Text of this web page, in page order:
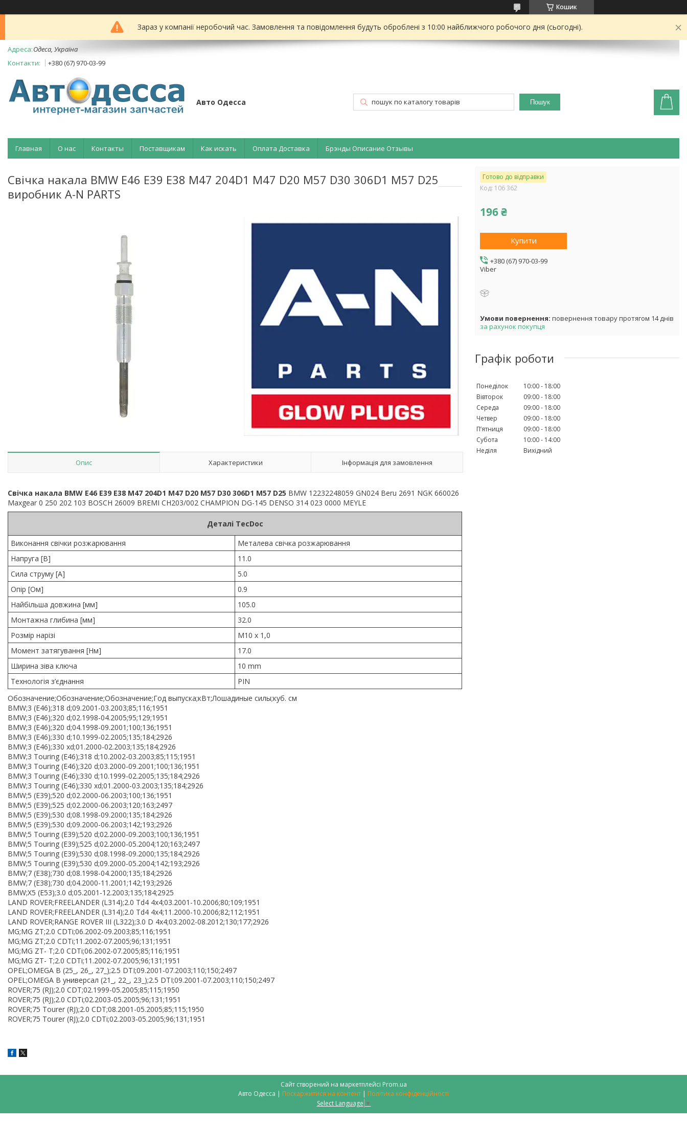
Кошик
Зараз у компанії неробочий час. Замовлення та повідомлення будуть оброблені з 10:00 найближчого робочого дня (сьогодні).
Одеса, Україна
+380 (67) 970-03-99
Авто Одесса Пошук
Главная О нас Контакты Поставщикам Как искать Оплата Доставка Брэнды Описание Отзывы
Свічка накала BMW E46 E39 E38 M47 204D1 M47 D20 M57 D30 306D1 M57 D25
виробник A-N PARTS
Опис Характеристики Інформація для замовлення
Свічка накала BMW E46 E39 E38 M47 204D1 M47 D20 M57 D30 306D1 M57 D25 BMW 12232248059 GN024 Beru 2691 NGK 660026
Maxgear 0 250 202 103 BOSCH 26009 BREMI CH203/002 CHAMPION DG-145 DENSO 314 023 0000 MEYLE
Деталі TecDoc
Виконання свічки розжарювання
Металева свічка розжарювання
Напруга [В]
11.0
Сила струму [A]
5.0
Опір [Ом]
0.9
Найбільша довжина [мм]
105.0
Монтажна глибина [мм]
32.0
Розмір нарізі
M10 x 1,0
Момент затягування [Нм]
17.0
Ширина зіва ключа
10 mm
Технологія з’єднання
PIN
Обозначение;Обозначение;Обозначение;Год выпуска;кВт;Лошадиные силы;куб. см
BMW;3 (E46);318 d;09.2001-03.2003;85;116;1951
BMW;3 (E46);320 d;02.1998-04.2005;95;129;1951
BMW;3 (E46);320 d;04.1998-09.2001;100;136;1951
BMW;3 (E46);330 d;10.1999-02.2005;135;184;2926
BMW;3 (E46);330 xd;01.2000-02.2003;135;184;2926
BMW;3 Touring (E46);318 d;10.2002-03.2003;85;115;1951
BMW;3 Touring (E46);320 d;03.2000-09.2001;100;136;1951
BMW;3 Touring (E46);330 d;10.1999-02.2005;135;184;2926
BMW;3 Touring (E46);330 xd;01.2000-03.2003;135;184;2926
BMW;5 (E39);520 d;02.2000-06.2003;100;136;1951
BMW;5 (E39);525 d;02.2000-06.2003;120;163;2497
BMW;5 (E39);530 d;08.1998-09.2000;135;184;2926
BMW;5 (E39);530 d;09.2000-06.2003;142;193;2926
BMW;5 Touring (E39);520 d;02.2000-09.2003;100;136;1951
BMW;5 Touring (E39);525 d;02.2000-05.2004;120;163;2497
BMW;5 Touring (E39);530 d;08.1998-09.2000;135;184;2926
BMW;5 Touring (E39);530 d;09.2000-05.2004;142;193;2926
BMW;7 (E38);730 d;08.1998-04.2000;135;184;2926
BMW;7 (E38);730 d;04.2000-11.2001;142;193;2926
BMW;X5 (E53);3.0 d;05.2001-12.2003;135;184;2925
LAND ROVER;FREELANDER (L314);2.0 Td4 4x4;03.2001-10.2006;80;109;1951
LAND ROVER;FREELANDER (L314);2.0 Td4 4x4;11.2000-10.2006;82;112;1951
LAND ROVER;RANGE ROVER III (L322);3.0 D 4x4;03.2002-08.2012;130;177;2926
MG;MG ZT;2.0 CDTi;06.2002-09.2003;85;116;1951
MG;MG ZT;2.0 CDTi;11.2002-07.2005;96;131;1951
MG;MG ZT- T;2.0 CDTi;06.2002-07.2005;85;116;1951
MG;MG ZT- T;2.0 CDTi;11.2002-07.2005;96;131;1951
OPEL;OMEGA B (25_, 26_, 27_);2.5 DTI;09.2001-07.2003;110;150;2497
OPEL;OMEGA B универсал (21_, 22_, 23_);2.5 DTI;09.2001-07.2003;110;150;2497
ROVER;75 (RJ);2.0 CDT;02.1999-05.2005;85;115;1950
ROVER;75 (RJ);2.0 CDTi;02.2003-05.2005;96;131;1951
ROVER;75 Tourer (RJ);2.0 CDT;08.2001-05.2005;85;115;1950
ROVER;75 Tourer (RJ);2.0 CDTi;02.2003-05.2005;96;131;1951
Готово до відправки
Код: 106 362
196 ₴
Купити
+380 (67) 970-03-99
Viber
повернення товару протягом 14 днів
за рахунок покупця
Графік роботи
Понеділок 10:00
18:00
Вівторок
09:00
18:00
Середа
09:00
18:00
Четвер
09:00
18:00
Пʼятниця
09:00
18:00
Субота
10:00
14:00
Неділя
Вихідний
Сайт створений на маркетплейсі Prom.ua
Авто Одесса | Поскаржитися на контент | Політика конфіденційності
Select Language ▼